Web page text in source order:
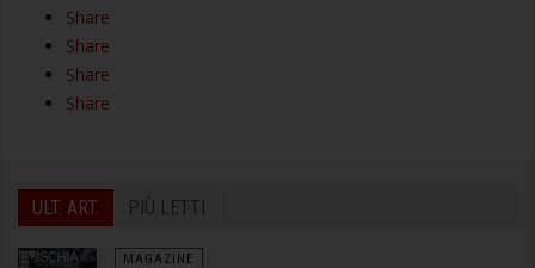
Share
Share
Share
Share
ULT. ART. PIÙ LETTI
MAGAZINE